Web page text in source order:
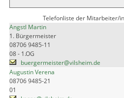
Telefonliste der Mitarbeiter/
Angstl Martin
1. Bürgermeister
08706 9485-11
08 - 1.OG
buergermeister@vilsheim.de
Augustin Verena
08706 9485-21
01